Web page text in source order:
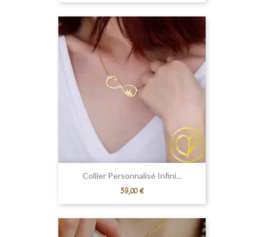
Collier Personnalisé Infini...
Prix
59,00 €